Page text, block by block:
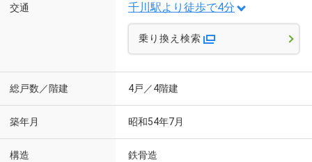
交通 千川駅より徒歩で4分
乗り換え検索
総戸数／階建 4戸／4階建
築年月 昭和54年7月
構造 鉄骨造